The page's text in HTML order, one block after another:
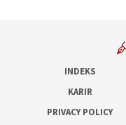
INDEKS
KARIR
PRIVACY POLICY